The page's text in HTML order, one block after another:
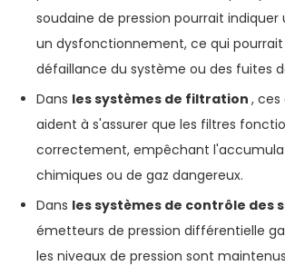
soudaine de pression pourrait indiquer
un dysfonctionnement, ce qui
défaillance du système ou des fuites
Dans les systèmes de filtration ,
aident à s'assurer que les filtres
correctement, empêchant
chimiques ou de gaz dangereux.
Dans les systèmes de contrôle des
émetteurs de pression différentielle
les niveaux de pression sont